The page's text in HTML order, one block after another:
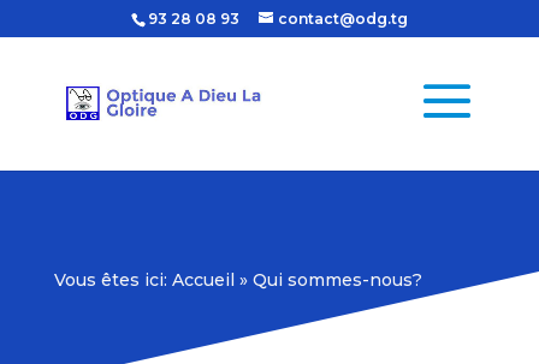
93 28 08 93 contact@odg.tg
Vous êtes ici: Accueil » Qui sommes-nous?